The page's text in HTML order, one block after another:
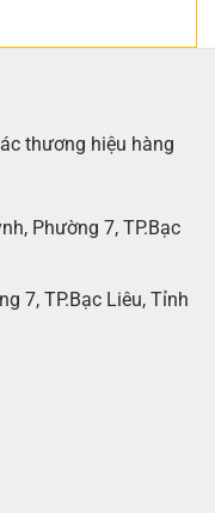
thương hiệu hàng
Phường 7, TP.Bạc
7, TP.Bạc Liêu, Tỉnh